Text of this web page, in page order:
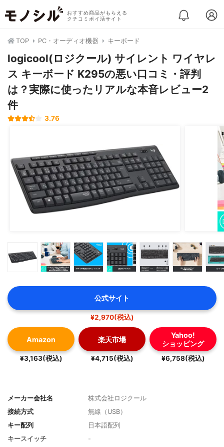
おすすめ商品がもらえる
クチコミポイ活サイト
TOP PC・オーディオ機器 キーボード
logicool(ロジクール) サイレント ワイヤレ
ス キーボード K295の悪い口コミ・評判
は？実際に使ったリアルな本音レビュー2
件
3.76
公式サイト
¥2,970(税込)
Amazon
¥3,163(税込)
楽天市場
¥4,715(税込)
Yahoo!
ショッピング
¥6,758(税込)
メーカー会社名
株式会社ロジクール
接続方式
無線（USB）
キー配列
日本語配列
キースイッチ
-